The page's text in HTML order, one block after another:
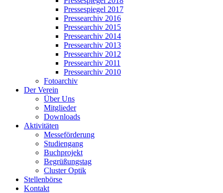
Pressespiegel 2017
Pressearchiv 2016
Pressearchiv 2015
Pressearchiv 2014
Pressearchiv 2013
Pressearchiv 2012
Pressearchiv 2011
Pressearchiv 2010
Fotoarchiv
Der Verein
Über Uns
Mitglieder
Downloads
Aktivitäten
Messeförderung
Studiengang
Buchprojekt
Begrüßungstag
Cluster Optik
Stellenbörse
Kontakt